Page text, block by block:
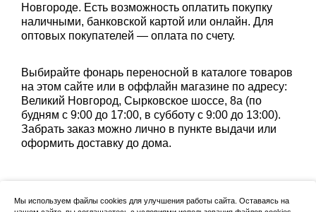
Новгороде. Есть возможность оплатить покупку
наличными, банковской картой или онлайн. Для
оптовых покупателей — оплата по счету.
Выбирайте фонарь переносной в каталоге товаров
на этом сайте или в оффлайн магазине по адресу:
Великий Новгород, Сырковское шоссе, 8а (по
будням с 9:00 до 17:00, в субботу с 9:00 до 13:00).
Забрать заказ можно лично в пункте выдачи или
оформить доставку до дома.
Мы используем файлы cookies для улучшения работы сайта. Оставаясь на